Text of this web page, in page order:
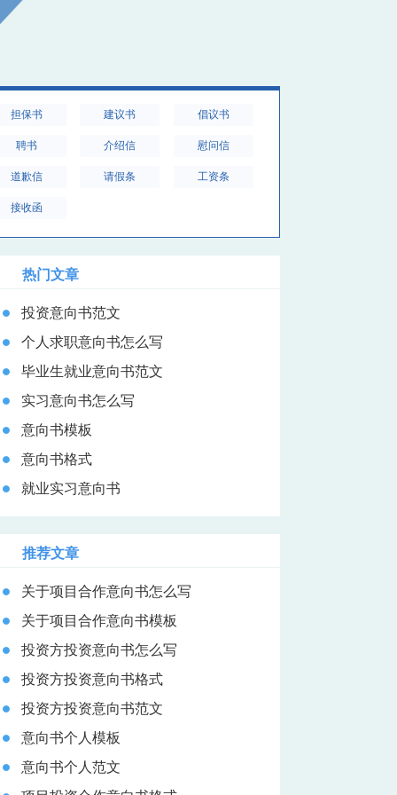
担保书 建议书 倡议书
聘书 介绍信 慰问信
道歉信 请假条 工资条
接收函
热门文章
投资意向书范文
个人求职意向书怎么写
毕业生就业意向书范文
实习意向书怎么写
意向书模板
意向书格式
就业实习意向书
推荐文章
关于项目合作意向书怎么写
关于项目合作意向书模板
投资方投资意向书怎么写
投资方投资意向书格式
投资方投资意向书范文
意向书个人模板
意向书个人范文